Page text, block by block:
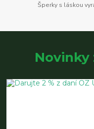
Šperky s láskou
Novinky